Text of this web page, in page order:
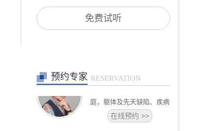
免费试听
预约专家 RESERVATION
沈莉首席咨询师
擅长：婚恋情感问题、青少
年问题、 产前产后抑郁、
王宾专家咨询师
庭，躯体及先天缺陷、疾病
在线预约>>